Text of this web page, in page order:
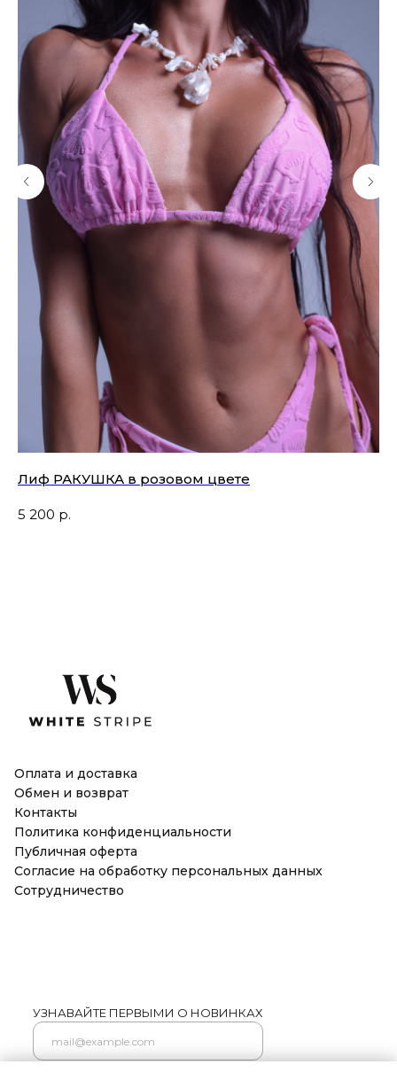
Лиф РАКУШКА в розовом цвете
5 200 р.
Оплата и доставка
Обмен и возврат
Контакты
Политика конфиденциальности
Публичная оферта
Согласие на обработку персональных данных
Сотрудничество
УЗНАВАЙТЕ ПЕРВЫМИ О НОВИНКАХ